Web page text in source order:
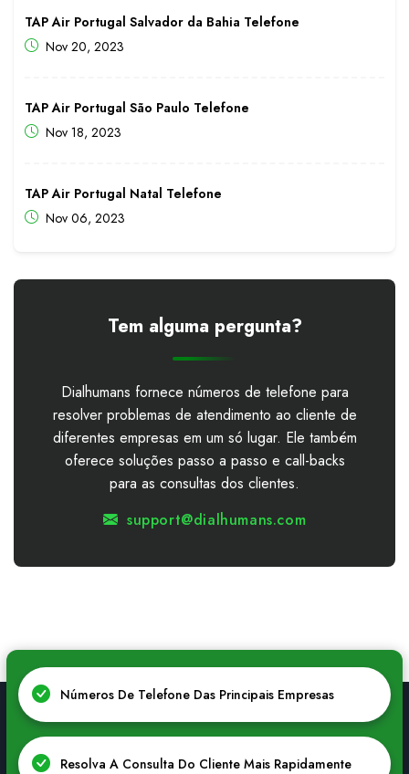
TAP Air Portugal Salvador da Bahia Telefone
Nov 20, 2023
TAP Air Portugal São Paulo Telefone
Nov 18, 2023
TAP Air Portugal Natal Telefone
Nov 06, 2023
Tem alguma pergunta?
Dialhumans fornece números de telefone para
resolver problemas de atendimento ao cliente de
diferentes empresas em um só lugar. Ele também
oferece soluções passo a passo e call-backs
para as consultas dos clientes.
support@dialhumans.com
Números De Telefone Das Principais Empresas
Resolva A Consulta Do Cliente Mais Rapidamente